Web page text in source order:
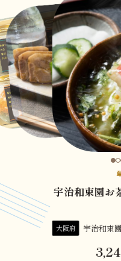
宇治和束園お
大阪府 宇治和束園